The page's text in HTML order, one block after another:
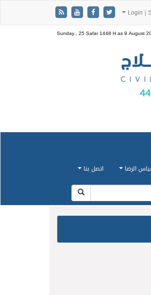
Sunday , 25 Safar 1448 H as9 August
الرضا اتصل بنا